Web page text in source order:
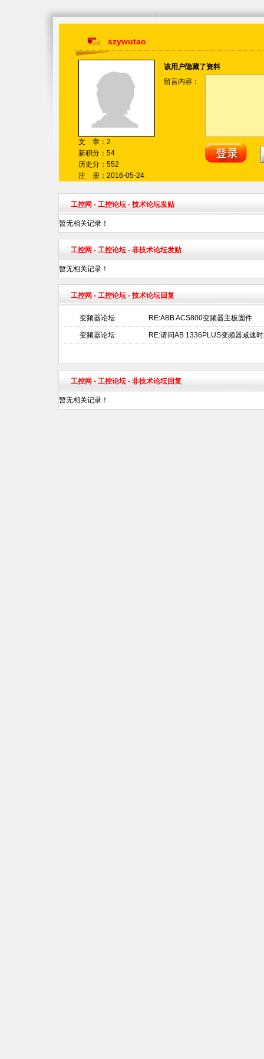
szywutao
文 章：2
新积分：54
历史分：552
注 册：2016-05-24
该用户隐藏了资料
留言内容：
工控网 - 工控论坛- 技术论坛发贴
暂无相关记录！
工控网 - 工控论坛- 非技术论坛发贴
暂无相关记录！
工控网 - 工控论坛- 技术论坛回复
变频器论坛 RE:ABB ACS800变频器主板固件
变频器论坛 RE:请问AB 1336PLUS变频器减速
工控网 - 工控论坛- 非技术论坛回复
暂无相关记录！